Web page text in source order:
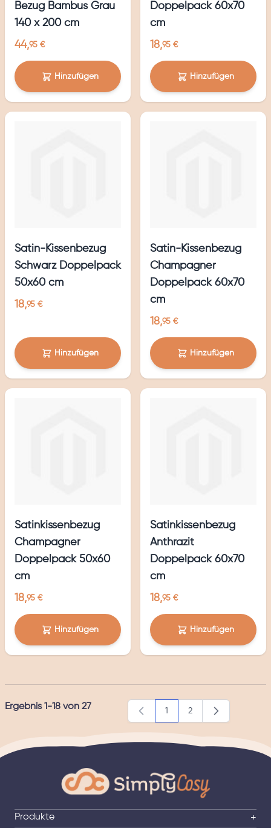
Bezug Bambus Grau
140 x 200 cm
44,95 €
Hinzufügen
Doppelpack 60x70
cm
18,95 €
Hinzufügen
Satin-Kissenbezug
Schwarz Doppelpack
50x60 cm
18,95 €
Hinzufügen
Satin-Kissenbezug
Champagner
Doppelpack 60x70
cm
18,95 €
Hinzufügen
Satinkissenbezug
Champagner
Doppelpack 50x60
cm
18,95 €
Hinzufügen
Satinkissenbezug
Anthrazit
Doppelpack 60x70
cm
18,95 €
Hinzufügen
Ergebnis1-18 von 27
Sie lesen gerade die Seite
1
Seite
2
Produkte +